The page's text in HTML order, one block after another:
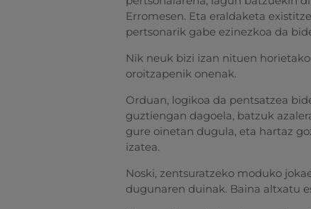
Erromesen. Eta eraldaketa
pertsonarik gabe ezinezkoa da
Nik neuk bizi izan nituen
oroitzapenik onenak.
Orduan, logikoa da pentsatzea
guztiengan dagoela, batzuk
gure oinetan dugula, eta hartaz
izatea.
Noski, zentsuratzeko moduko
dugunaren duinak. Baina altxatu